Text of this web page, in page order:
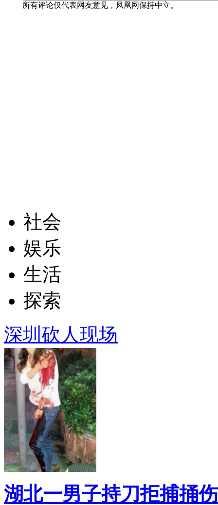
所有评论仅代表网友意见，凤凰网保持中立。
社会
娱乐
生活
探索
深圳砍人现场
湖北一男子持刀拒捕捅